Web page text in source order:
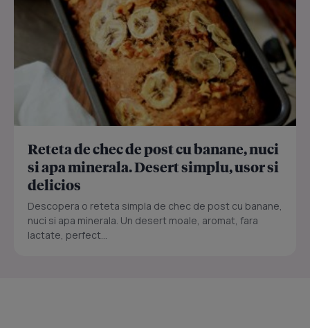
Reteta de chec de post cu banane, nuci
si apa minerala. Desert simplu, usor si
delicios
Descopera o reteta simpla de chec de post cu banane,
nuci si apa minerala. Un desert moale, aromat, fara
lactate, perfect...